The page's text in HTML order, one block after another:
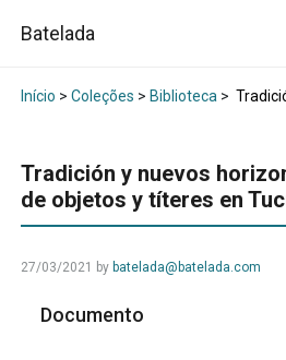
Batelada
Início > Coleções > Biblioteca>
Tradición y nuevos
de objetos y títeres en
27/03/2021 by batelada@batelada.com
Documento